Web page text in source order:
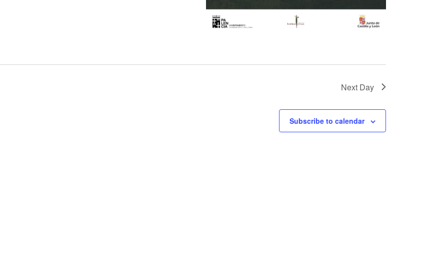
Next Day
Subscribe to calendar